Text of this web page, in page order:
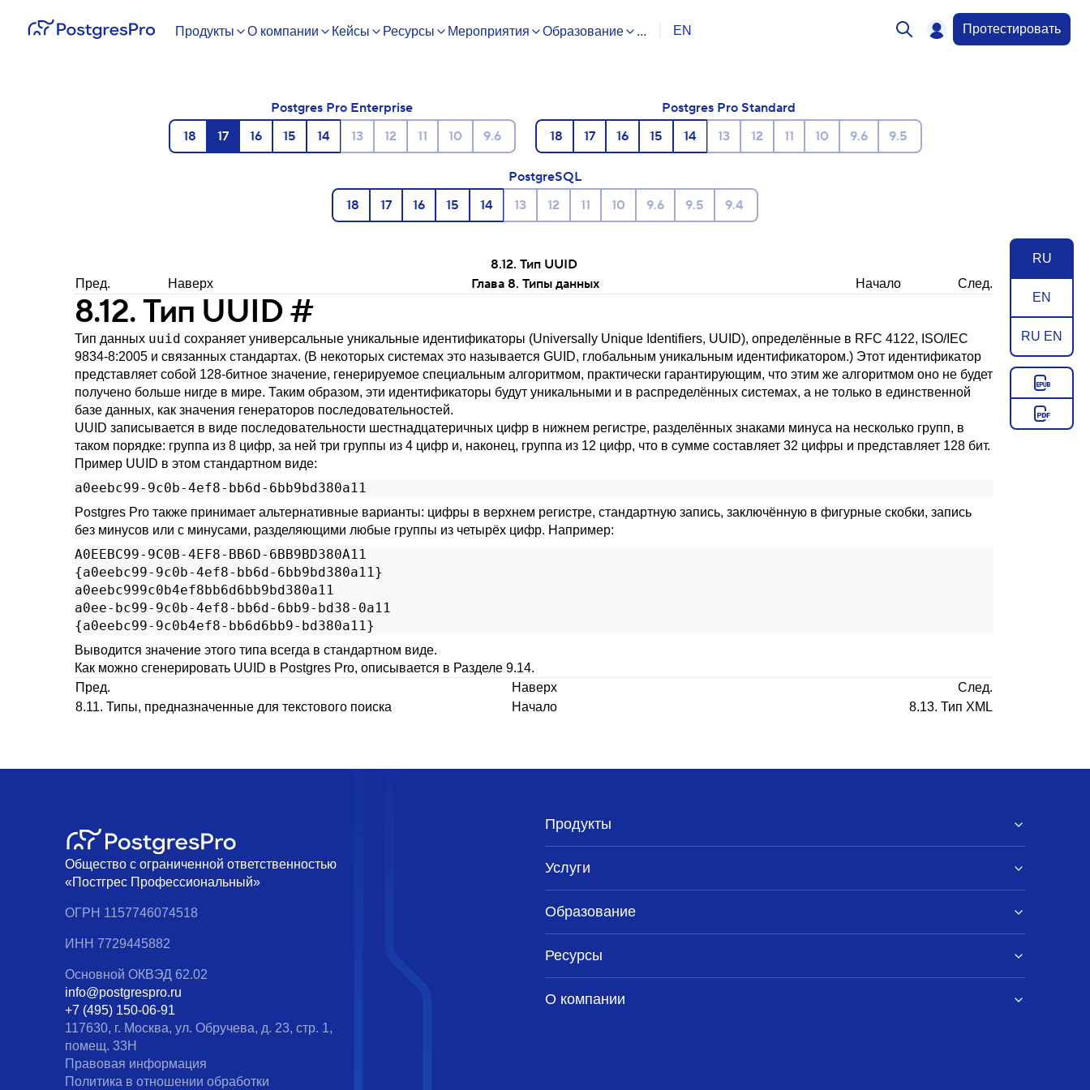
Продукты О компании Кейсы Ресурсы Мероприятия Образование ... EN Протестировать
Postgres Pro Enterprise
18
17 16 15 14 13 12 11 10 9.6
Postgres Pro Standard
18
17 16 15 14 13 12 11 10 9.6 9.5
PostgreSQL
18
17 16 15 14 13 12 11 10 9.6 9.5 9.4
RU
EN
RU EN
8.12. Тип UUID
Пред. Наверх Глава 8. Типы данных Начало След.
8.12. Тип UUID#
Тип данных uuid сохраняет универсальные уникальные идентификаторы (Universally Unique Identifiers, UUID), определённые в RFC 4122, ISO/IEC
9834-8:2005 и связанных стандартах. (В некоторых системах это называется GUID, глобальным уникальным идентификатором.) Этот идентификатор
представляет собой 128-битное значение, генерируемое специальным алгоритмом, практически гарантирующим, что этим же алгоритмом оно не будет
получено больше нигде в мире. Таким образом, эти идентификаторы будут уникальными и в распределённых системах, а не только в единственной
базе данных, как значения генераторов последовательностей.
UUID записывается в виде последовательности шестнадцатеричных цифр в нижнем регистре, разделённых знаками минуса на несколько групп, в
таком порядке: группа из 8 цифр, за ней три группы из 4 цифр и, наконец, группа из 12 цифр, что в сумме составляет 32 цифры и представляет 128 бит.
Пример UUID в этом стандартном виде:
a0eebc99-9c0b-4ef8-bb6d-6bb9bd380a11
Postgres Pro также принимает альтернативные варианты: цифры в верхнем регистре, стандартную запись, заключённую в фигурные скобки, запись
без минусов или с минусами, разделяющими любые группы из четырёх цифр. Например:
A0EEBC99-9C0B-4EF8-BB6D-6BB9BD380A11
{a0eebc99-9c0b-4ef8-bb6d-6bb9bd380a11}
a0eebc999c0b4ef8bb6d6bb9bd380a11
a0ee-bc99-9c0b-4ef8-bb6d-6bb9-bd38-0a11
{a0eebc99-9c0b4ef8-bb6d6bb9-bd380a11}
Выводится значение этого типа всегда в стандартном виде.
Как можно сгенерировать UUID в Postgres Pro, описывается в Разделе 9.14.
Пред.
Наверх
След.
8.11. Типы, предназначенные для текстового поиска
Начало 8.13. Тип XML
Общество с ограниченной ответственностью
«Постгрес Профессиональный»
ОГРН 1157746074518
ИНН 7729445882
Основной ОКВЭД 62.02
info@postgrespro.ru
+7 (495) 150-06-91
117630, г. Москва, ул. Обручева, д. 23, стр. 1,
помещ. 33Н
Правовая информация
Политика в отношении обработки
Продукты
Услуги
Образование
Ресурсы
О компании